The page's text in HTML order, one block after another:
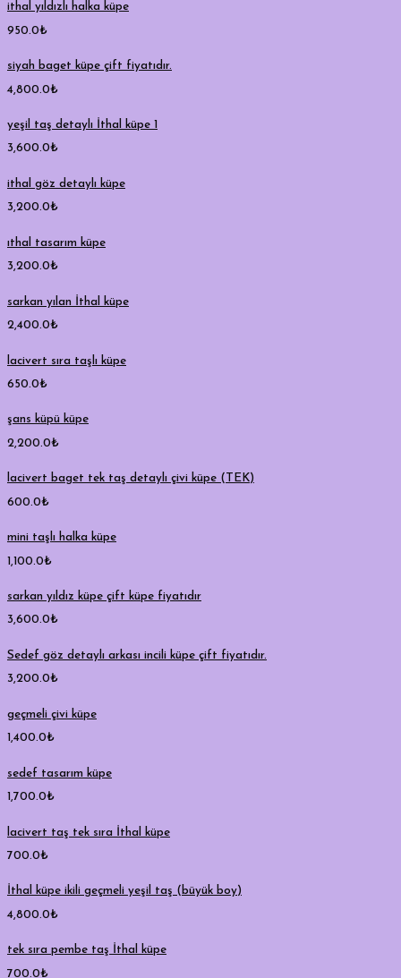
ithal yıldızlı halka küpe
950.0₺
siyah baget küpe çift fiyatıdır.
4,800.0₺
yeşil taş detaylı İthal küpe 1
3,600.0₺
ithal göz detaylı küpe
3,200.0₺
ıthal tasarım küpe
3,200.0₺
sarkan yılan İthal küpe
2,400.0₺
lacivert sıra taşlı küpe
650.0₺
şans küpü küpe
2,200.0₺
lacivert baget tek taş detaylı çivi küpe (TEK)
600.0₺
mini taşlı halka küpe
1,100.0₺
sarkan yıldız küpe çift küpe fiyatıdır
3,600.0₺
Sedef göz detaylı arkası incili küpe çift fiyatıdır.
3,200.0₺
geçmeli çivi küpe
1,400.0₺
sedef tasarım küpe
1,700.0₺
lacivert taş tek sıra İthal küpe
700.0₺
İthal küpe ikili geçmeli yeşil taş (büyük boy)
4,800.0₺
tek sıra pembe taş İthal küpe
700.0₺